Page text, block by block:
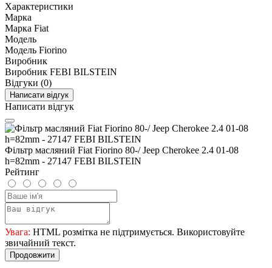
Характеристики
Марка
Марка Fiat
Модель
Модель Fiorino
Виробник
Виробник FEBI BILSTEIN
Відгуки (0)
Написати відгук
Написати відгук
Фільтр масляний Fiat Fiorino 80-/ Jeep Cherokee 2.4 01-08
h=82mm - 27147 FEBI BILSTEIN
Рейтинг
Увага: HTML розмітка не підтримується. Використовуйте
звичайний текст.
Продовжити